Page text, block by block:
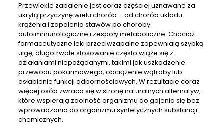
Przewlekłe zapalenie jest coraz częściej uznawane za
ukrytą przyczynę wielu chorób – od chorób układu
krążenia i zapalenia stawów po choroby
autoimmunologiczne i zespoły metaboliczne. Chociaż
farmaceutyczne leki przeciwzapalne zapewniają szybką
ulgę, długotrwałe stosowanie często wiąże się z
działaniami niepożądanymi, takimi jak uszkodzenie
przewodu pokarmowego, obciążenie wątroby lub
osłabienie funkcji odpornościowych. W rezultacie coraz
więcej osób zwraca się w stronę naturalnych alternatyw,
które wspierają zdolność organizmu do gojenia się bez
wprowadzania do organizmu syntetycznych substancji
chemicznych.